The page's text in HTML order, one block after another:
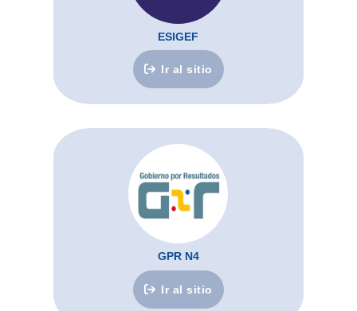
ESIGEF
Ir al sitio
GPR N4
Ir al sitio